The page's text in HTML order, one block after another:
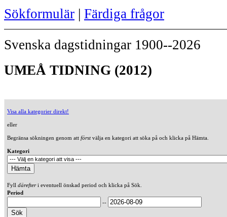
Sökformulär | Färdiga frågor
Svenska dagstidningar 1900--2026
UMEÅ TIDNING (2012)
Visa alla kategorier direkt!
eller
Begränsa sökningen genom att förstvälja en kategori att söka på och klicka på Hämta.
Kategori
Fyll därefteri eventuell önskad period och klicka på Sök.
Period
--